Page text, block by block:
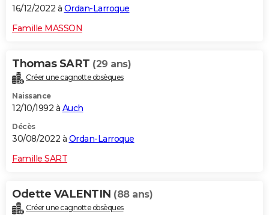
16/12/2022 à Ordan-Larroque
Famille MASSON
Thomas SART (29 ans)
Créer une cagnotte obsèques
Naissance
12/10/1992 à Auch
Décès
30/08/2022 à Ordan-Larroque
Famille SART
Odette VALENTIN (88 ans)
Créer une cagnotte obsèques